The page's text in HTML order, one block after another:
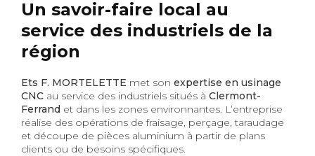
Un savoir-faire local au
service des industriels de la
région
Ets F. MORTELETTE met son expertise en usinage
CNC au service des industriels situés à Clermont-
Ferrand et dans les zones environnantes. L’entreprise
réalise des opérations de fraisage, perçage, taraudage
et découpe de pièces aluminium à partir de plans
clients ou de besoins spécifiques.